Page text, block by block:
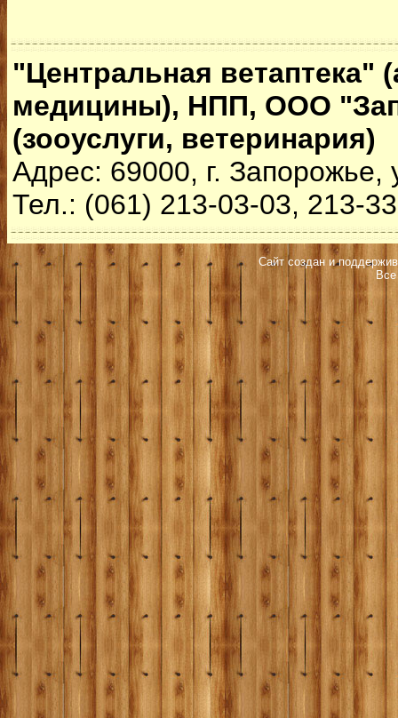
"Центральная ветаптека"
медицины), НПП, ООО
(зооуслуги, ветеринария)
Адрес: 69000, г. Запорожье,
Тел.: (061) 213-03-03, 213-
Сайт создан и